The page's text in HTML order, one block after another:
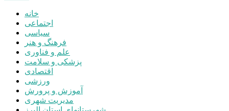
خانه
اجتماعی
سیاسی
فرهنگ و هنر
علم و فناوری
پزشکی و سلامت
اقتصادی
ورزشی
آموزش و پرورش
مدیریت شهری